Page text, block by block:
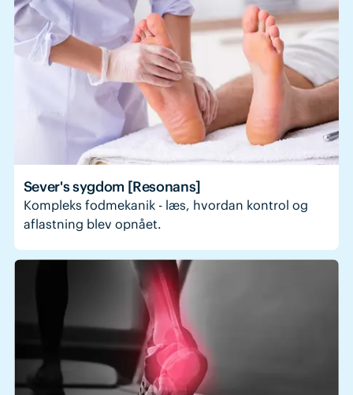
Sever's sygdom [Resonans]
Kompleks fodmekanik - læs, hvordan kontrol og
aflastning blev opnået.